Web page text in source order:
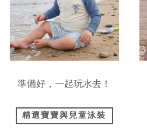
準備好，一起玩水去！
精選寶寶與兒童泳裝